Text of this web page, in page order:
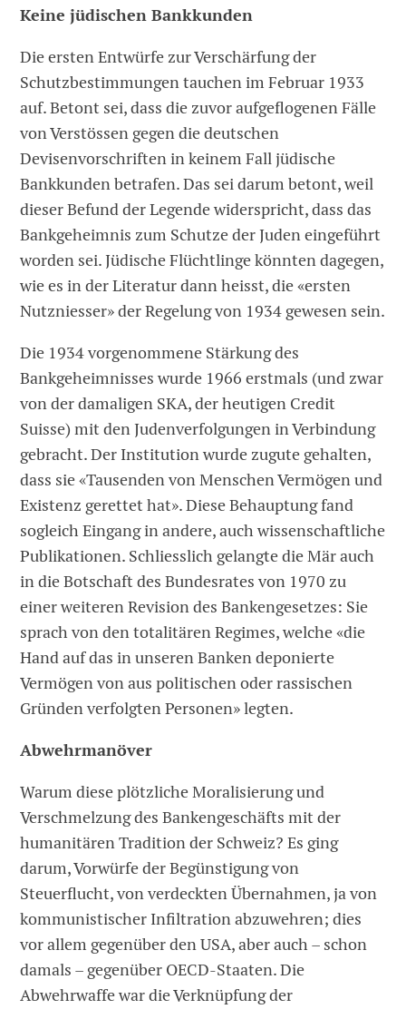
Keine jüdischen Bankkunden
Die ersten Entwürfe zur Verschärfung der
Schutzbestimmungen tauchen im Februar 1933
auf. Betont sei, dass die zuvor aufgeflogenen Fälle
von Verstös­sen gegen die deutschen
Devisenvorschriften in keinem Fall jüdische
Bankkunden betrafen. Das sei darum betont, weil
dieser Befund der Legende widerspricht, dass das
Bankgeheimnis zum Schutze der Juden eingeführt
worden sei. Jüdische Flüchtlinge könnten dagegen,
wie es in der Literatur dann heisst, die «ersten
Nutzniesser» der Regelung von 1934 gewesen sein.
Die 1934 vorgenommene Stärkung des
Bankgeheimnisses wurde 1966 erstmals (und zwar
von der damaligen SKA, der heutigen Credit
Suisse) mit den Judenverfolgungen in Verbindung
gebracht. Der Institution wurde zugute gehalten,
dass sie «Tausenden von Menschen Vermögen und
Existenz gerettet hat». Diese Behauptung fand
sogleich Eingang in andere, auch wissenschaftliche
Publikationen. Schliesslich gelangte die Mär auch
in die Botschaft des Bundesrates von 1970 zu
einer weiteren Revision des Bankengesetzes: Sie
sprach von den totalitären Regimes, welche «die
Hand auf das in unseren Banken deponierte
Vermögen von aus politischen oder rassischen
Gründen verfolgten Personen» legten.
Abwehrmanöver
Warum diese plötzliche Moralisierung und
Verschmelzung des Bankengeschäfts mit der
humanitären Tradition der Schweiz? Es ging
darum, Vorwürfe der Begünstigung von
Steuerflucht, von verdeckten Übernahmen, ja von
kommunistischer Infiltration abzuwehren; dies
vor allem gegenüber den USA, aber auch – schon
damals – gegenüber OECD-Staaten. Die
Abwehrwaffe war die Verknüpfung der